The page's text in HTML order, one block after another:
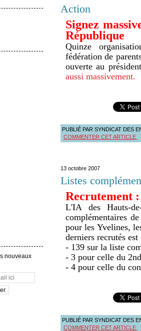
nouveaux
Action
Signez
République
Quinze
fédération de
ouverte au
aussi massivement.
PUBLIÉ PAR SYNDICAT DES
COMMENTER CET ARTICLE
13 octobre 2007
Listes
Recrutement
L'IA des Hauts-
complémentaires
pour les Yvelines,
derniers recrutés est
- 139 sur la liste
- 3 pour celle du
- 4 pour celle du
PUBLIÉ PAR SYNDICAT DES
COMMENTER CET ARTICLE